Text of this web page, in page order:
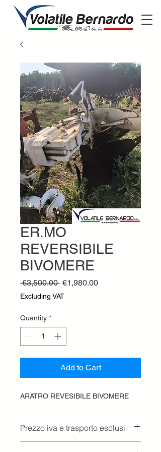
ER.MO
REVERSIBILE
BIVOMERE
€3,500.00 Regular
Price
€1,980.00Sale
Excluding VAT
Quantity *
Add to Cart
ARATRO REVESIBILE BIVOMERE
Prezzo iva e trasporto esclusi